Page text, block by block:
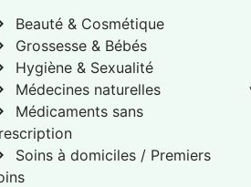
Beauté & Cosmétique
Grossesse & Bébés
Hygiène & Sexualité
Médecines naturelles
Médicaments sans
Soins à domiciles / Premiers